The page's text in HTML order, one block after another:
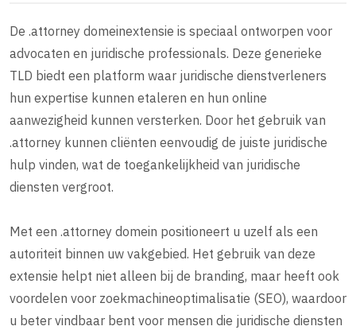
De .attorney domeinextensie is speciaal ontworpen voor
advocaten en juridische professionals. Deze generieke
TLD biedt een platform waar juridische dienstverleners
hun expertise kunnen etaleren en hun online
aanwezigheid kunnen versterken. Door het gebruik van
.attorney kunnen cliënten eenvoudig de juiste juridische
hulp vinden, wat de toegankelijkheid van juridische
diensten vergroot.
Met een .attorney domein positioneert u uzelf als een
autoriteit binnen uw vakgebied. Het gebruik van deze
extensie helpt niet alleen bij de branding, maar heeft ook
voordelen voor zoekmachineoptimalisatie (SEO), waardoor
u beter vindbaar bent voor mensen die juridische diensten